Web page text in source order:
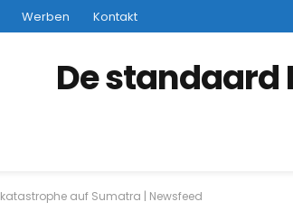
Werben Kontakt
De standaard
auf Sumatra | Newsfeed